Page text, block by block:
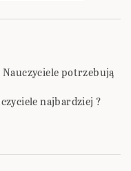
potrzebują
najbardziej ?